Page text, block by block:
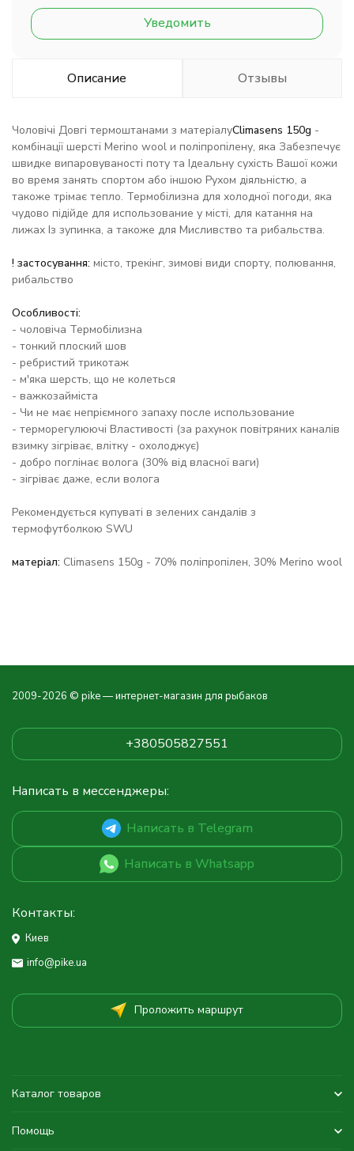
Уведомить
Описание Отзывы
Чоловічі Довгі термоштанами з матеріалуClimasens 150g -
комбінації шерсті Merino wool и поліпропілену, яка Забезпечує
швидке випаровуваності поту та Ідеальну сухість Вашої кожи
во время занять спортом або іншою Рухом діяльністю, а
такоже трімає тепло. Термобілизна для холодної погоди, яка
чудово підійде для использование у місті, для катання на
лижах Із зупинка, а такоже для Мисливство та рибальства.
! застосування: місто, трекінг, зимові види спорту, полювання,
рибальство
Особливості:
- чоловіча Термобілизна
- тонкий плоский шов
- ребристий трикотаж
- м'яка шерсть, що не колеться
- важкозайміста
- Чи не має непріємного запаху после использование
- терморегулюючі Властивості (за рахунок повітряних каналів
взимку зігріває, влітку - охолоджує)
- добро поглінає волога (30% від власної ваги)
- зігріває даже, если волога
Рекомендується купуваті в зелених сандалів з
термофутболкою SWU
матеріал: Climasens 150g - 70% поліпропілен, 30% Merino wool
2009-2026 © pike — интернет-магазин для рыбаков
+380505827551
Написать в мессенджеры:
Написать в Telegram
Написать в Whatsapp
Контакты:
Киев
info@pike.ua
Проложить маршрут
Каталог товаров
Помощь